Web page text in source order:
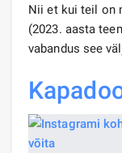
Nii et kui teil on
(2023. aasta
vabandus see